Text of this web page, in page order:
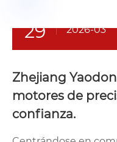
29 2026-03
Zhejiang
motores de
confianza.